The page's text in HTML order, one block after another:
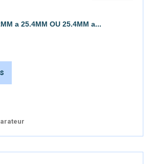
a 25.4MM OU 25.4MM a...